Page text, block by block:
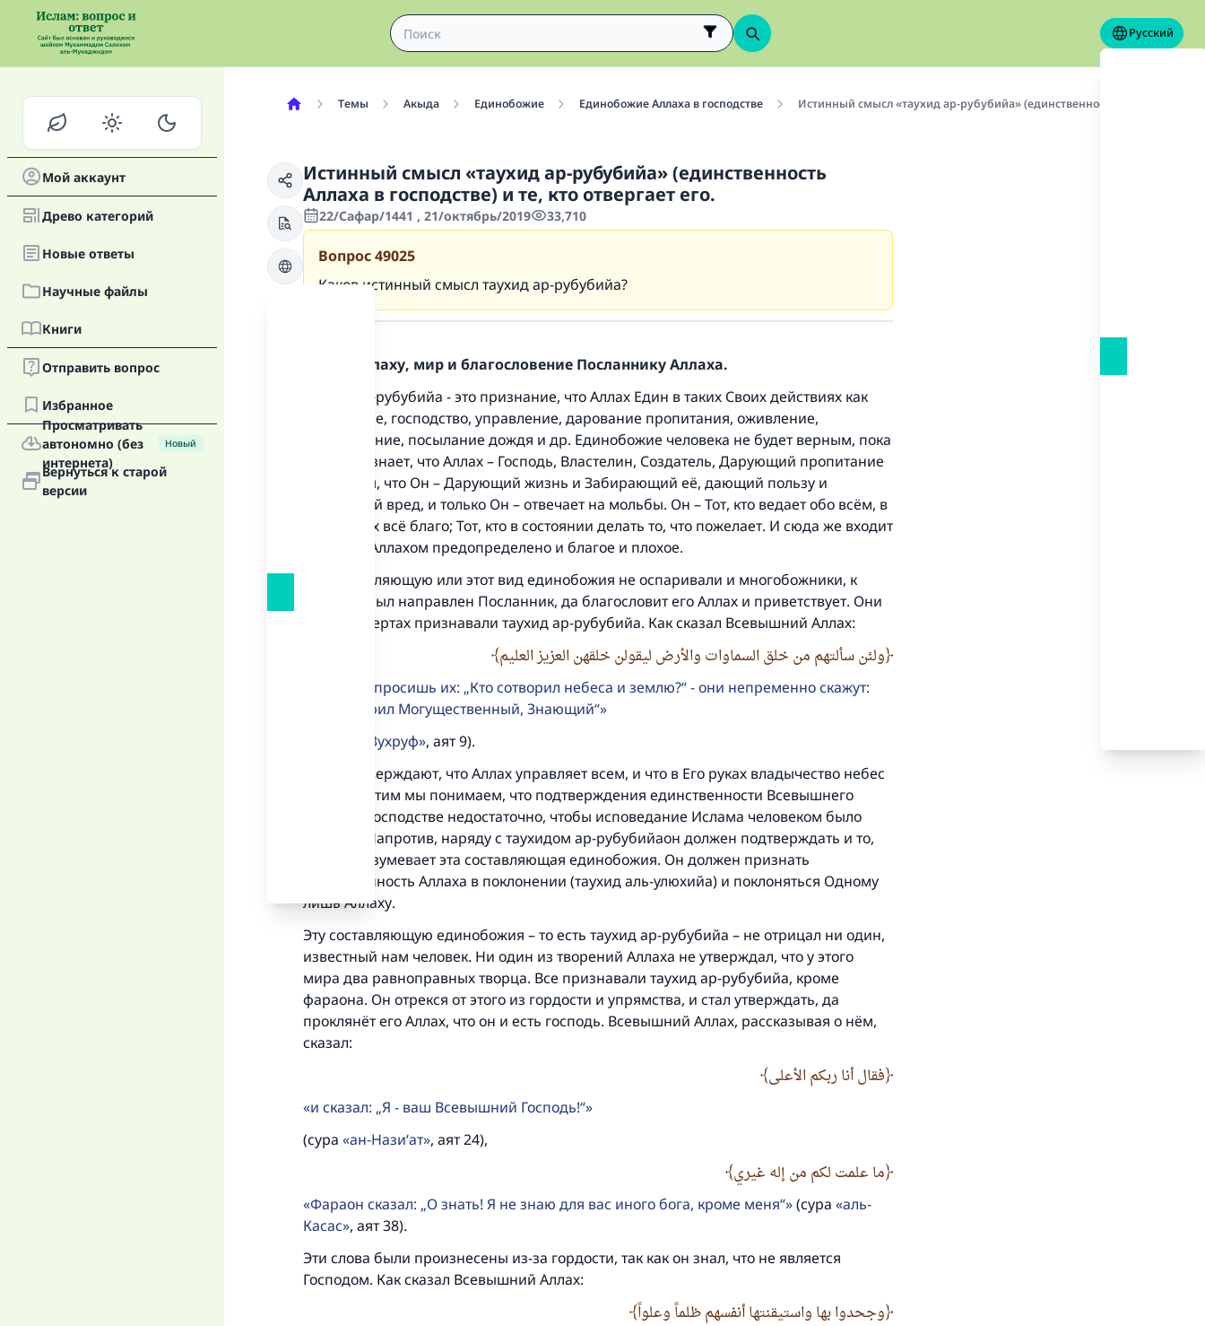
Русский
Мой аккаунт
Древо категорий
Новые oтветы
Научные файлы
Книги
Отправить вопрос
Избранное
Просматривать
автономно (без
интернета)
Новый
Вернуться к старой
версии
Темы Акыда Единобожие Единобожие Аллаха в господстве Истинный смысл «таухид ар-рубубийа» (единственность Аллаха в
Истинный смысл «таухид ар-рубубийа» (единственность
Аллаха в господстве) и те, кто отвергает его.
22/Сафар/1441 , 21/октябрь/2019 33,710
Вопрос49025
Каков истинный смысл таухид ар-рубубийа?
Хвала Аллаху, мир и благословение Посланнику Аллаха.
Таухид ар-рубубийа - это признание, что Аллах Един в таких Своих действиях как
сотворение, господство, управление, дарование пропитания, оживление,
умерщвление, посылание дождя и др. Единобожие человека не будет верным, пока
он не признает, что Аллах – Господь, Властелин, Создатель, Дарующий пропитание
всем и вся, что Он – Дарующий жизнь и Забирающий её, дающий пользу и
наносящий вред, и только Он – отвечает на мольбы. Он – Тот, кто ведает обо всём, в
Чьих Руках всё благо; Тот, кто в состоянии делать то, что пожелает. И сюда же входит
вера, что Аллахом предопределено и благое и плохое.
Эту составляющую или этот вид единобожия не оспаривали и многобожники, к
которым был направлен Посланник, да благословит его Аллах и приветствует. Они
в общих чертах признавали таухид ар-рубубийа. Как сказал Всевышний Аллах:
ولئن سألتهم من خلق السماوات والأرض ليقولن خلقهن العزيز العليم
Если ты спросишь их: „Кто сотворил небеса и землю?“ - они непременно скажут:
„Их сотворил Могущественный, Знающий“
аз-Зухруф , аят 9).
Они подтверждают, что Аллах управляет всем, и что в Его руках владычество небес
и земли. Этим мы понимаем, что подтверждения единственности Всевышнего
Аллаха в господстве недостаточно, чтобы исповедание Ислама человеком было
верным. Напротив, наряду с таухидом ар-рубубийаон должен подтверждать и то,
что подразумевает эта составляющая единобожия. Он должен признать
единственность Аллаха в поклонении (таухид аль-улюхийа) и поклоняться Одному
лишь Аллаху.
Эту составляющую единобожия – то есть таухид ар-рубубийа – не отрицал ни один,
известный нам человек. Ни один из творений Аллаха не утверждал, что у этого
мира два равноправных творца. Все признавали таухид ар-рубубийа, кроме
фараона. Он отрекся от этого из гордости и упрямства, и стал утверждать, да
проклянёт его Аллах, что он и есть господь. Всевышний Аллах, рассказывая о нём,
сказал:
فقال أنا ربكم الأعلى
и сказал: „Я - ваш Всевышний Господь!“
(сура ан-Нази‘ат , аят 24),
ما علمت لكم من إله غيري
Фараон сказал: „О знать! Я не знаю для вас иного бога, кроме меня“ (сура аль-
Касас , аят 38).
Эти слова были произнесены из-за гордости, так как он знал, что не является
Господом. Как сказал Всевышний Аллах:
وجحدوا بها واستيقنتها أنفسهم ظلماً وعلواً
Ответ № 110845 помог сохранить брак.
Помогите нам предоставить ответы Умме
Посланник Аллаха, мир ему и благословение, сказал:
«Указавшему на благое (полагается) такая же награда как и
совершившему его»
(МУСЛИМ, № 1893).